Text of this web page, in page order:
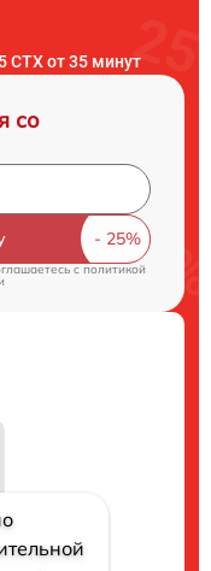
CTX от 35 минут
со
cполитикой